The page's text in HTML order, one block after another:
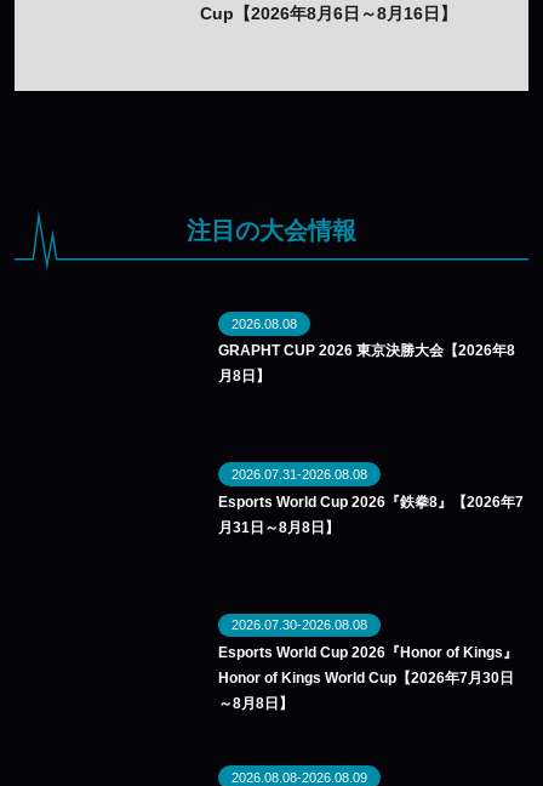
Cup【2026年8月6日～8月16日】
注目の大会情報
2026.08.08
GRAPHT CUP 2026 東京決勝大会【2026年8
月8日】
2026.07.31-2026.08.08
Esports World Cup 2026『鉄拳8』【2026年7
月31日～8月8日】
2026.07.30-2026.08.08
Esports World Cup 2026『Honor of Kings』
Honor of Kings World Cup【2026年7月30日
～8月8日】
2026.08.08-2026.08.09